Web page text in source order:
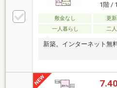
1階 /
敷金なし 更
一人暮らし
二
新築。インターネット無
7.40